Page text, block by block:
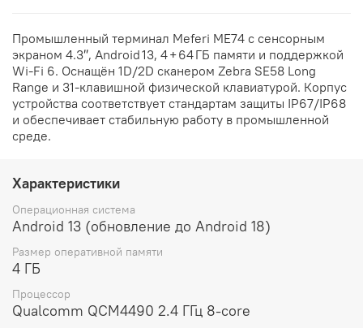
Промышленный терминал Meferi ME74 с сенсорным
экраном 4.3″, Android 13, 4 + 64 ГБ памяти и поддержкой
Wi‑Fi 6. Оснащён 1D/2D сканером Zebra SE58 Long
Range и 31‑клавишной физической клавиатурой. Корпус
устройства соответствует стандартам защиты IP67/IP68
и обеспечивает стабильную работу в промышленной
среде.
Характеристики
Операционная система
Android 13 (обновление до Android 18)
Размер оперативной памяти
4 ГБ
Процессор
Qualcomm QCM4490 2.4 ГГц 8-core